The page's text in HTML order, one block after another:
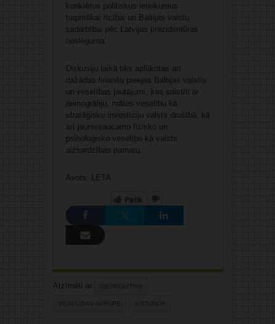
konkrētus politiskus ieteikumus
turpmākai rīcībai un Baltijas valstu
sadarbībai pēc Latvijas prezidentūras
noslēguma.
Diskusiju laikā tiks aplūkotas arī
dažādas finanšu pieejas Baltijas valstīs
un veselības jautājumi, kas saistīti ar
demogrāfiju, mātes veselību kā
stratēģisku investīciju valsts drošībā, kā
arī jauniesaucamo fizisko un
psiholoģisko veselību kā valsts
aizsardzības pamatu.
Avots: LETA
Patīk
Atzīmēti ar: ĢEOPOLITIKA
VESELĪBAS APRŪPE X STUNDA